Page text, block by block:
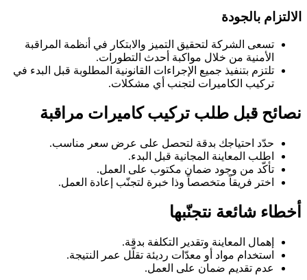
الالتزام بالجودة
تسعى الشركة لتحقيق التميز والابتكار في أنظمة المراقبة
الأمنية من خلال مواكبة أحدث التطورات.
تلتزم بتنفيذ جميع الإجراءات القانونية المطلوبة قبل البدء في
تركيب الكاميرات لتجنب أي مشكلات.
نصائح قبل طلب تركيب كاميرات مراقبة
حدّد احتياجك بدقة لتحصل على عرض سعر مناسب.
اطلب المعاينة المجانية قبل البدء.
تأكّد من وجود ضمان مكتوب على العمل.
اختر فريقاً متخصصاً وذا خبرة لتجنّب إعادة العمل.
أخطاء شائعة نتجنّبها
إهمال المعاينة وتقدير التكلفة بدقة.
استخدام مواد أو معدّات رديئة تقلّل عمر النتيجة.
عدم تقديم ضمان على العمل.